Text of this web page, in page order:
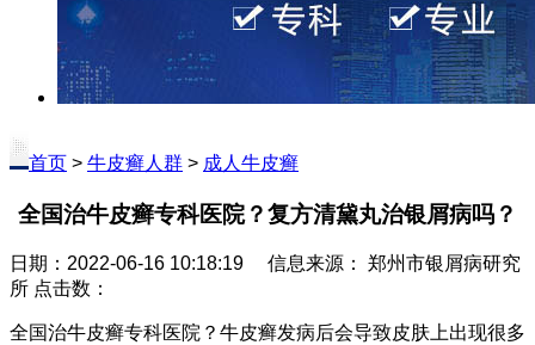
首页 > 牛皮癣人群 > 成人牛皮癣
全国治牛皮癣专科医院？复方清黛丸治银屑病吗？
日期：2022-06-16 10:18:19 信息来源： 郑州市银屑病研究
所 点击数：
全国治牛皮癣专科医院？牛皮癣发病后会导致皮肤上出现很多